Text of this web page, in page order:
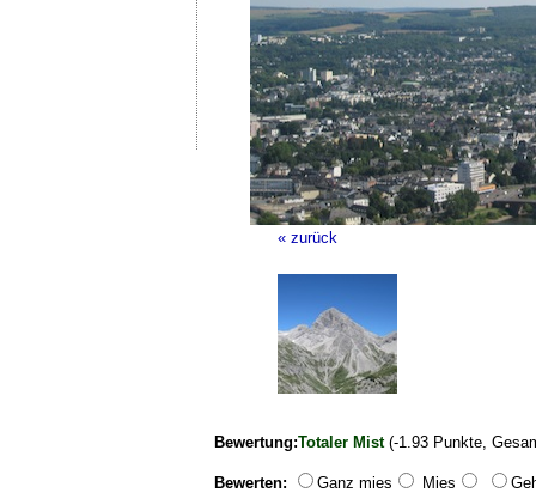
« zurück
Bewertung:Totaler Mist(-1.93 Punkte,
Bewerten: Ganz mies Mies